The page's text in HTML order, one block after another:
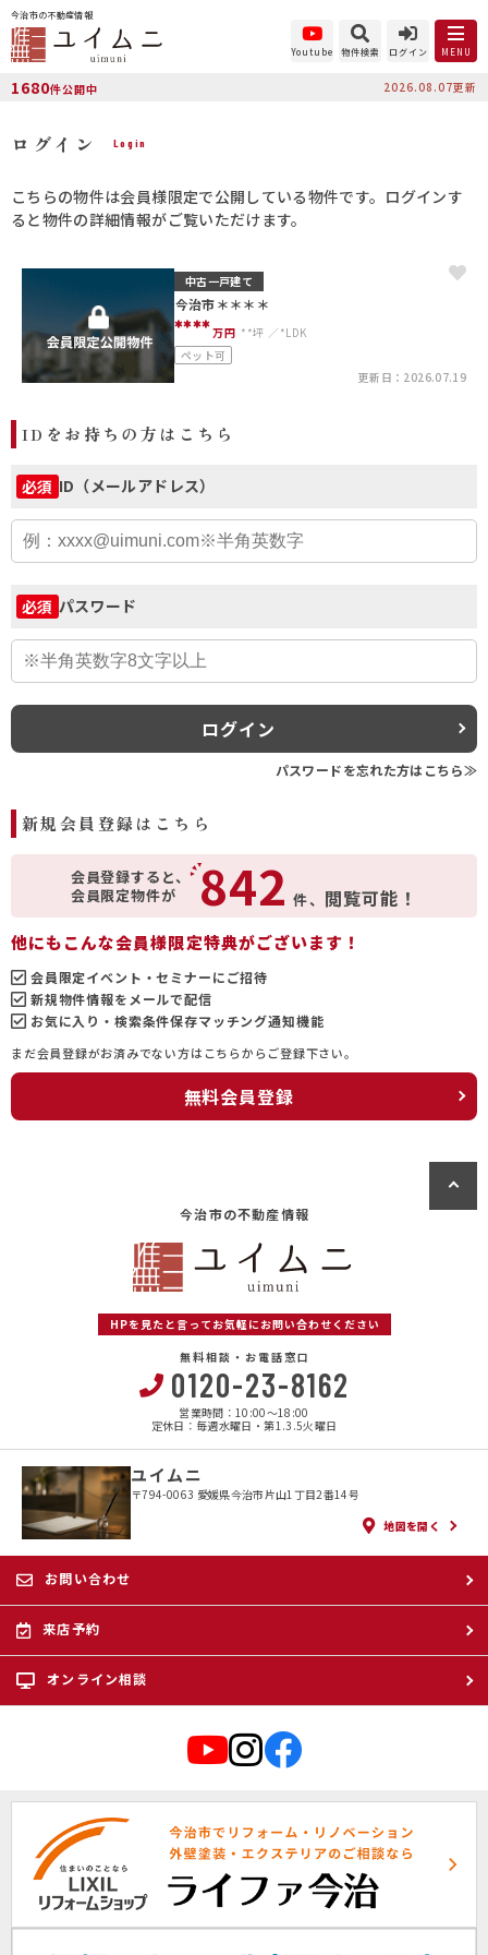
今治市の不動産情報
Youtube 物件検索 ログイン MENU
1680件公開中 2026.08.07更新
ログイン Login
こちらの物件は会員様限定で公開している物件です。ログインす
ると物件の詳細情報がご覧いただけます。
中古一戸建て
今治市＊＊＊＊
****万円 **坪
*LDK
ペット可
更新日：2026.07.19
IDをお持ちの方はこちら
必須 ID（メールアドレス）
必須 パスワード
ログイン
パスワードを忘れた方はこちら≫
新規会員登録はこちら
会員登録すると、
会員限定物件が
842 件、 閲覧可能！
他にもこんな会員様限定特典がございます！
会員限定イベント・セミナーにご招待
新規物件情報をメールで配信
お気に入り・検索条件保存マッチング通知機能
まだ会員登録がお済みでない方はこちらからご登録下さい。
無料会員登録
今治市の不動産情報
HPを見たと言ってお気軽にお問い合わせください
無料相談・お電話窓口
0120-23-8162
営業時間：10:00〜18:00
定休日：毎週水曜日・第1.3.5火曜日
ユイムニ
〒794-0063 愛媛県今治市片山1丁目2番14号
地図を開く
お問い合わせ
来店予約
オンライン相談